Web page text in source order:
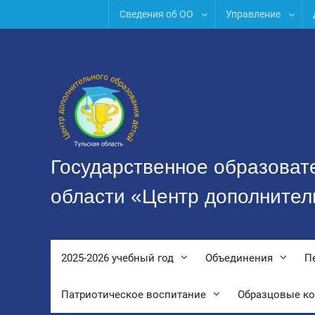
Сведения об ОО Управление
Государственное
области «Центр
2025-2026 учебный год Объединения
Патриотическое воспитание Образцовые